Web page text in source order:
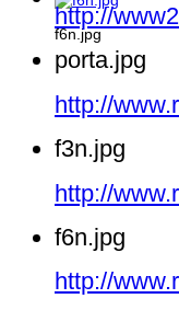
f6n.jpg
http://
porta.jpg
http://
f3n.jpg
http://
f6n.jpg
http://